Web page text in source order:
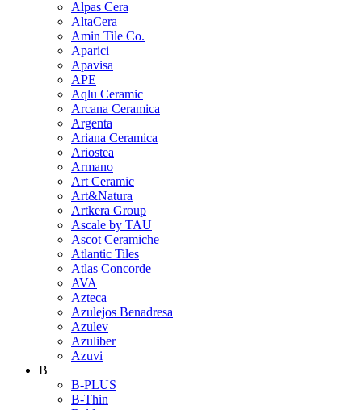
Alpas Cera
AltaCera
Amin Tile Co.
Aparici
Apavisa
APE
Aqlu Ceramic
Arcana Ceramica
Argenta
Ariana Ceramica
Ariostea
Armano
Art Ceramic
Art&Natura
Artkera Group
Ascale by TAU
Ascot Ceramiche
Atlantic Tiles
Atlas Concorde
AVA
Azteca
Azulejos Benadresa
Azulev
Azuliber
Azuvi
B
B-PLUS
B-Thin